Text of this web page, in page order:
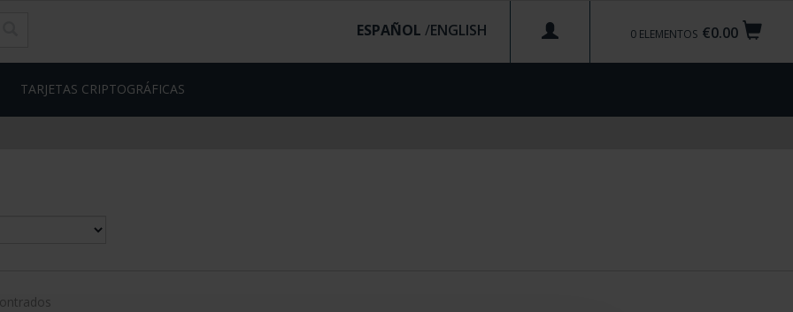
€0.00
0 ELEMENTOS
ESPAÑOL /
TARJETAS CRIPTOGRÁFICAS